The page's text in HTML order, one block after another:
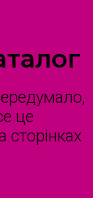
це
сторінках